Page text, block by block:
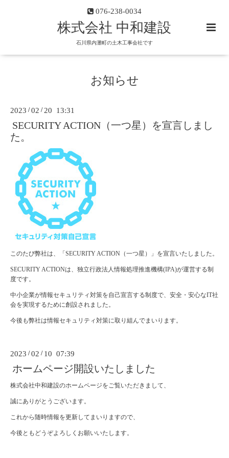
076-238-0034
株式会社 中和建設
石川県内灘町の土木工事会社です
お知らせ
2023 /02 / 20 13:31
SECURITY ACTION（一つ星）を宣言しまし
た。
このたび弊社は、「SECURITY ACTION（一つ星）」を宣言いたしました。
SECURITY ACTIONは、独立行政法人情報処理推進機構(IPA)が運営する制
度です。
中小企業が情報セキュリティ対策を自己宣言する制度で、安全・安心なIT社
会を実現するために創設されました。
今後も弊社は情報セキュリティ対策に取り組んでまいります。
2023 /02 / 10 07:39
ホームページ開設いたしました
株式会社中和建設のホームページをご覧いただきまして、
誠にありがとうございます。
これから随時情報を更新してまいりますので、
今後ともどうぞよろしくお願いいたします。